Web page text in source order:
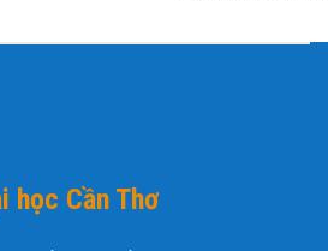
học Cần Thơ